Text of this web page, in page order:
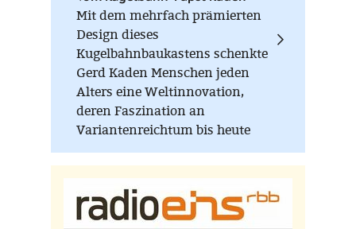
Mit dem mehrfach prämierten
Design dieses
Kugelbahnbaukastens schenkte
Gerd Kaden Menschen jeden
Alters eine Weltinnovation,
deren Faszination an
Variantenreichtum bis heute
ungebrochen ist. Höher, länger,
verrückter - Hauptsache die
Kugel rollt!